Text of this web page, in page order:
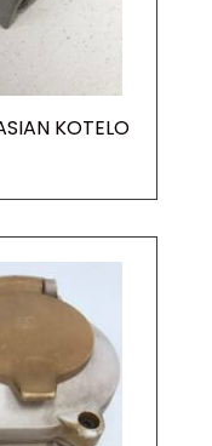
KOTELO